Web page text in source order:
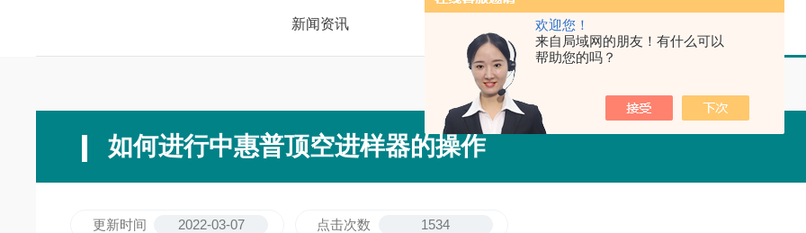
欢迎您！
来自局域网的朋友！有什么可以
帮助您的吗？
新闻资讯
如何进行中惠普顶空进样器的操作
更新时间 2022-03-07 点击次数 1534